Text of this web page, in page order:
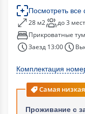
Посмотреть
28 м2 до 3 мест
Прикроватные
Заезд 13:00
Комплектация
Самая
Проживание с